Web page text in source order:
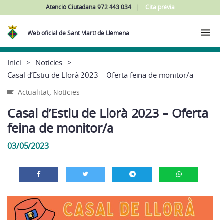
Atenció Ciutadana 972 443 034 Cita prèvia
Web oficial de Sant Martí de Llémena
Inici
Notícies
Casal d’Estiu de Llorà 2023 – Oferta feina de monitor/a
Actualitat, Notícies
Casal d’Estiu de Llorà 2023 – Oferta
feina de monitor/a
03/05/2023